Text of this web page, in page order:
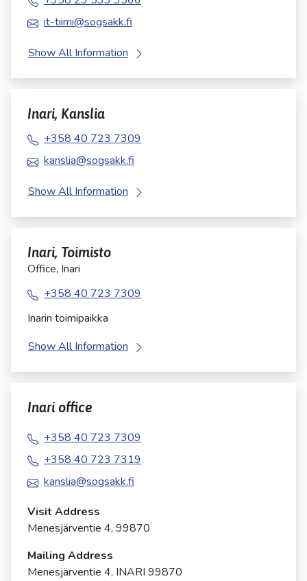
it-tiimi@sogsakk.fi
Show All Information
Inari, Kanslia
+358 40 723 7309
kanslia@sogsakk.fi
Show All Information
Inari, Toimisto
Office, Inari
+358 40 723 7309
Inarin toimipaikka
Show All Information
Inari office
+358 40 723 7309
+358 40 723 7319
kanslia@sogsakk.fi
Visit Address
Menesjärventie 4, 99870
Mailing Address
Menesjärventie 4, INARI 99870